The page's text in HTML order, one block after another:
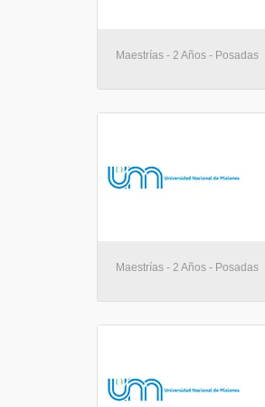
Maestrías - 2 Años - Posadas
Maestrías - 2 Años - Posadas